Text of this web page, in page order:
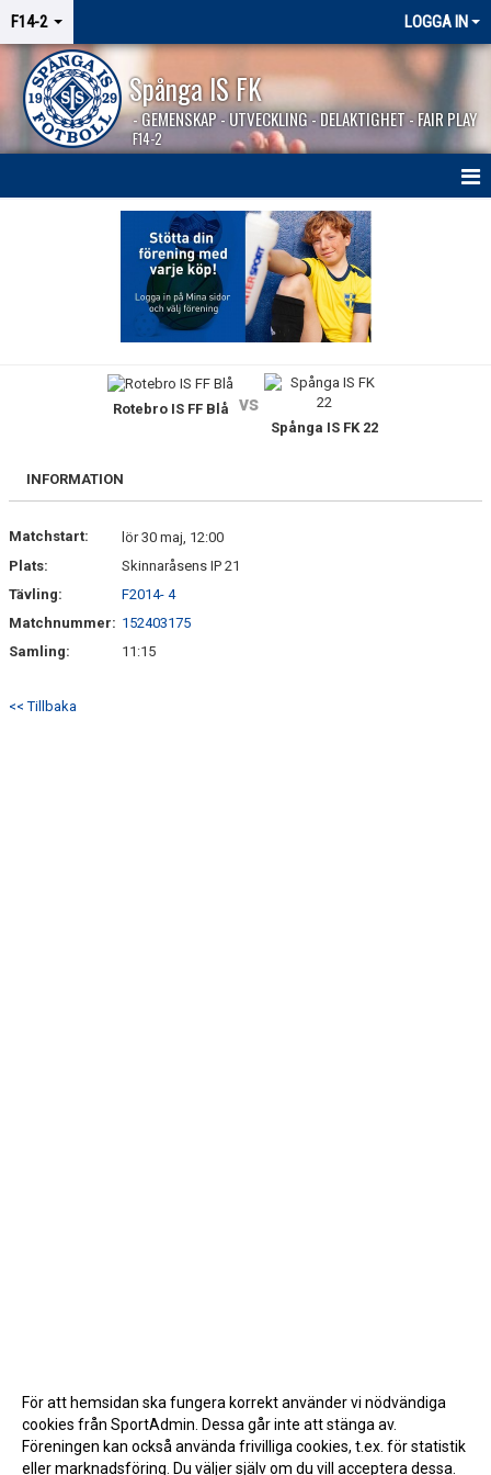
F14-2 LOGGA IN
Spånga IS FK
- GEMENSKAP - UTVECKLING - DELAKTIGHET - FAIR PLAY
F14-2
Rotebro IS FF Blå vs
Spånga IS FK 22
INFORMATION
Matchstart:
lör 30 maj, 12:00
Plats:
Skinnaråsens IP 21
Tävling:
F2014- 4
Matchnummer: 152403175
Samling:
11:15
<< Tillbaka
För att hemsidan ska fungera korrekt använder vi nödvändiga
cookies från SportAdmin. Dessa går inte att stänga av.
Föreningen kan också använda frivilliga cookies, t.ex. för statistik
eller marknadsföring. Du väljer själv om du vill acceptera dessa.